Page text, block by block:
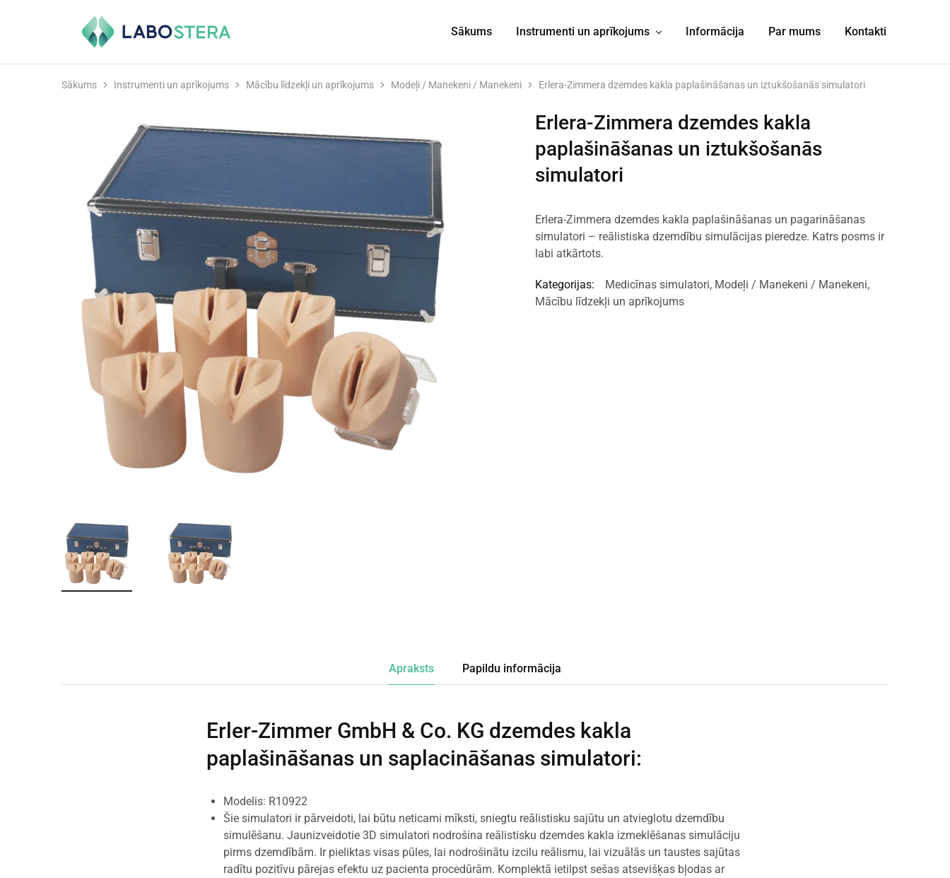
Labostera
Laboratorijas
Sākums Instrumenti un aprīkojums Informācija Par mums Kontakti
Sākums Instrumenti un aprīkojums Mācību līdzekļi un aprīkojums Modeļi / Manekeni / Manekeni Erlera-Zimmera dzemdes kakla paplašināšanas un iztukšošanās simulatori
Erlera-Zimmera dzemdes kakla
paplašināšanas un iztukšošanās
simulatori
Erlera-Zimmera dzemdes kakla paplašināšanas un pagarināšanas
simulatori – reālistiska dzemdību simulācijas pieredze. Katrs posms ir
labi atkārtots.
Kategorijas: Medicīnas simulatori, Modeļi / Manekeni / Manekeni,
Mācību līdzekļi un aprīkojums
Apraksts Papildu informācija
Erler-Zimmer GmbH & Co. KG dzemdes kakla
paplašināšanas un saplacināšanas simulatori:
Modelis: R10922
Šie simulatori ir pārveidoti, lai būtu neticami mīksti, sniegtu reālistisku sajūtu un atvieglotu dzemdību
simulēšanu. Jaunizveidotie 3D simulatori nodrošina reālistisku dzemdes kakla izmeklēšanas simulāciju
pirms dzemdībām. Ir pieliktas visas pūles, lai nodrošinātu izcilu reālismu, lai vizuālās un taustes sajūtas
radītu pozitīvu pārejas efektu uz pacienta procedūrām. Komplektā ietilpst sešas atsevišķas bļodas ar